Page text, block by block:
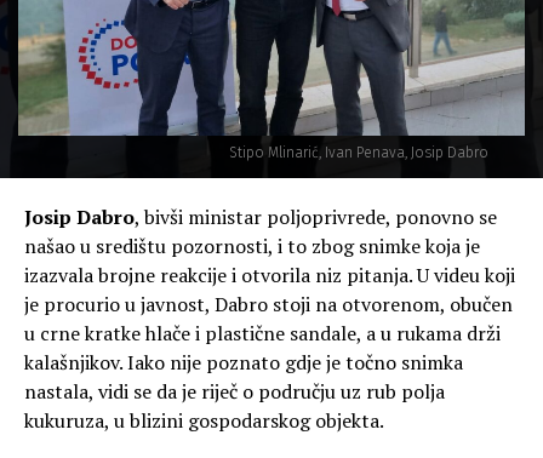
Stipo Mlinarić, Ivan Penava, Josip Dabro
Josip Dabro, bivši ministar poljoprivrede, ponovno se
našao u središtu pozornosti, i to zbog snimke koja je
izazvala brojne reakcije i otvorila niz pitanja. U videu koji
je procurio u javnost, Dabro stoji na otvorenom, obučen
u crne kratke hlače i plastične sandale, a u rukama drži
kalašnjikov. Iako nije poznato gdje je točno snimka
nastala, vidi se da je riječ o području uz rub polja
kukuruza, u blizini gospodarskog objekta.